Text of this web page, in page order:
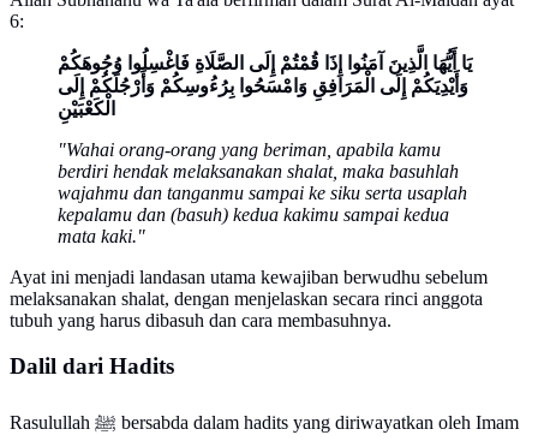
6:
يَا أَيُّهَا الَّذِينَ آمَنُوا إِذَا قُمْتُمْ إِلَى الصَّلَاةِ فَاغْسِلُوا وُجُوهَكُمْ
وَأَيْدِيَكُمْ إِلَى الْمَرَافِقِ وَامْسَحُوا بِرُءُوسِكُمْ وَأَرْجُلَكُمْ إِلَى
الْكَعْبَيْنِ
"Wahai orang-orang yang beriman, apabila kamu
berdiri hendak melaksanakan shalat, maka basuhlah
wajahmu dan tanganmu sampai ke siku serta usaplah
kepalamu dan (basuh) kedua kakimu sampai kedua
mata kaki."
Ayat ini menjadi landasan utama kewajiban berwudhu sebelum
melaksanakan shalat, dengan menjelaskan secara rinci anggota
tubuh yang harus dibasuh dan cara membasuhnya.
Dalil dari Hadits
Rasulullah ﷺ bersabda dalam hadits yang diriwayatkan oleh Imam